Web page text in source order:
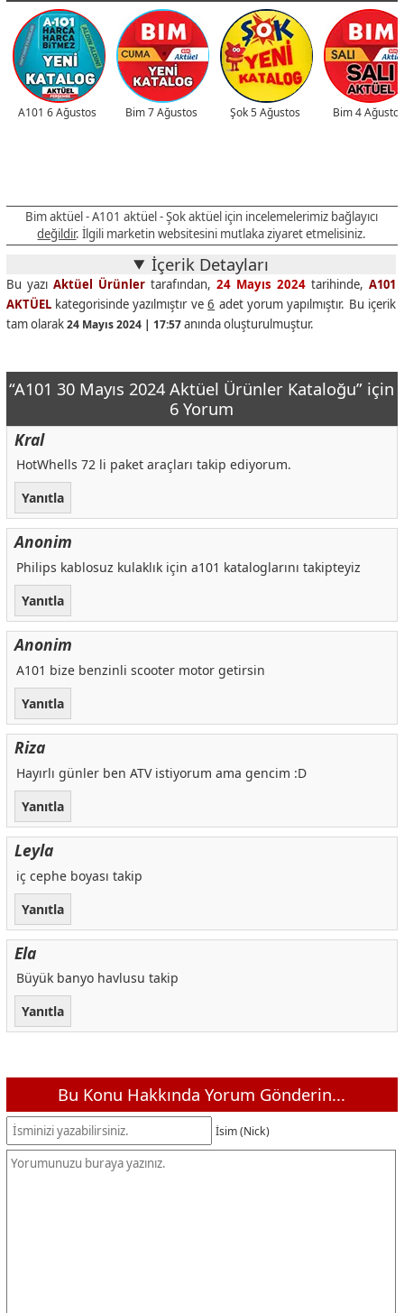
A101 6 Ağustos Bim 7 Ağustos Şok 5 Ağustos Bim 4 Ağustos
Bim aktüel - A101 aktüel - Şok aktüel için incelemelerimiz bağlayıcı
değildir. İlgili marketin websitesini mutlaka ziyaret etmelisiniz.
İçerik Detayları
Bu yazı Aktüel Ürünlertarafından, 24 Mayıs 2024 tarihinde,A101
AKTÜELkategorisinde yazılmıştır ve6 adet yorum yapılmıştır. Bu içerik
tam olarak24 Mayıs 2024 | 17:57anında oluşturulmuştur.
“A101 30 Mayıs 2024 Aktüel Ürünler Kataloğu” için
6 Yorum
Kral
HotWhells 72 li paket araçları takip ediyorum.
Yanıtla
Anonim
Philips kablosuz kulaklık için a101 kataloglarını takipteyiz
Yanıtla
Anonim
A101 bize benzinli scooter motor getirsin
Yanıtla
Riza
Hayırlı günler ben ATV istiyorum ama gencim :D
Yanıtla
Leyla
iç cephe boyası takip
Yanıtla
Ela
Büyük banyo havlusu takip
Yanıtla
Bu Konu Hakkında Yorum Gönderin...
İsim (Nick)